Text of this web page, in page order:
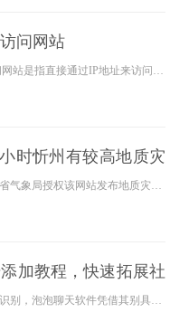
问网站
快连官网 什么是IP地址访问网站? IP地址访问网站是指直接通过IP地址来访问一个网站，而不是使用域名。IP地址是互联网上每个设备在网络中的唯一标识符，它可以用来定位并访问特定
时忻州有较高地质灾
9月22日17时05分，山西省自然资源厅、山西省气象局授权该网站发布地质灾害气象风险预警:受强降水影响，预计未来24小时忻州中部地质灾害气象风险预警等级为ⅲ级黄色，地质灾害气象
加教程，快速拓展社
如今，现代 社交软件 不断涌现泡泡聊天语音识别，泡泡聊天软件凭借其别具一格的界面设计以及用户友好型的交互体验，吸引了众多用户。对新用户来讲，学会怎样高效率地添加好友